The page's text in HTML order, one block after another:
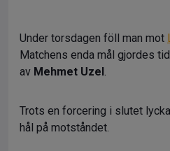
Under torsdagen föll man mot
Matchens enda mål gjordes
av Mehmet Uzel.
Trots en forcering i slutet
hål på motståndet.